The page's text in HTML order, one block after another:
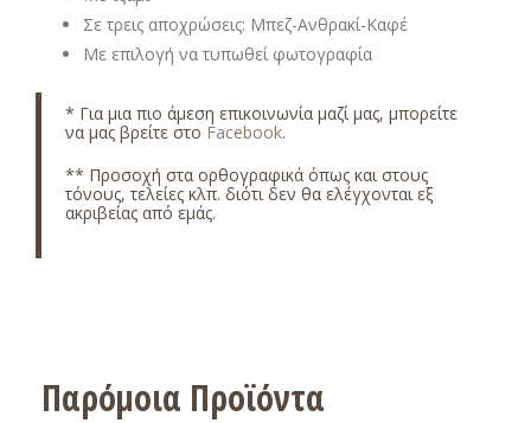
Σε τρεις αποχρώσεις: Μπεζ-Ανθρακί-Καφέ
Με επιλογή να τυπωθεί φωτογραφία
* Για μια πιο άμεση επικοινωνία μαζί μας, μπορείτε
να μας βρείτε στο Facebook.
** Προσοχή στα ορθογραφικά όπως και στους
τόνους, τελείες κλπ. διότι δεν θα ελέγχονται εξ
ακριβείας από εμάς.
Παρόμοια Προϊόντα